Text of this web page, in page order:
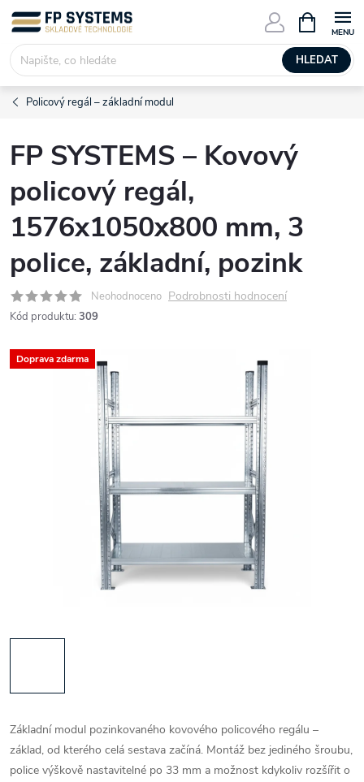
Přejít
obsah
HLEDAT
NÁKUPNÍ
KOŠÍK
Policový regál – základní modul
FP SYSTEMS – Kovový
policový regál,
1576x1050x800 mm, 3
police, základní, pozink
Neohodnoceno Podrobnosti hodnocení
Kód produktu: 309
Doprava zdarma
Základní modul pozinkovaného kovového policového regálu –
základ, od kterého celá sestava začíná. Montáž bez jediného šroubu,
police výškově nastavitelné po 33 mm a možnost kdykoliv rozšířit o